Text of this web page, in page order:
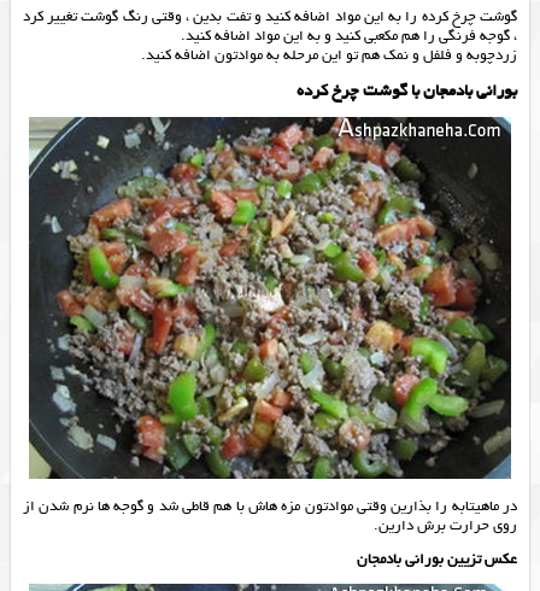
گوشت چرخ کرده را به این مواد اضافه کنید و تفت بدین ، وقتی رنگ گوشت تغییر کرد
، گوجه فرنگی را هم مکعبی کنید و به این مواد اضافه کنید.
زردچوبه و فلفل و نمک هم تو این مرحله به موادتون اضافه کنید.
بورانی بادمجان با گوشت چرخ کرده
در ماهیتابه را بذارین وقتی موادتون مزه هاش با هم قاطی شد و گوجه ها نرم شدن از
روی حرارت برش دارین.
عکس تزیین بورانی بادمجان